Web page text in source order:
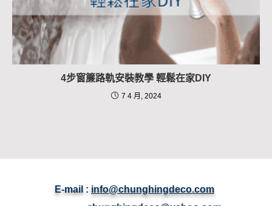
4步窗簾路軌安裝教學 輕鬆在家DIY
7 4 月, 2024
E-mail : info@chunghingdeco.com